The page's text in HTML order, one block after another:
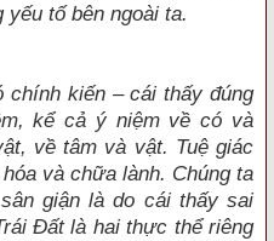
tố bên ngoài ta.
chính kiến – cái thấy đúng
kể cả ý niệm về có và
về tâm và vật. Tuệ giác
và chữa lành. Chúng ta
giận là do cái thấy sai
Đất là hai thực thể riêng